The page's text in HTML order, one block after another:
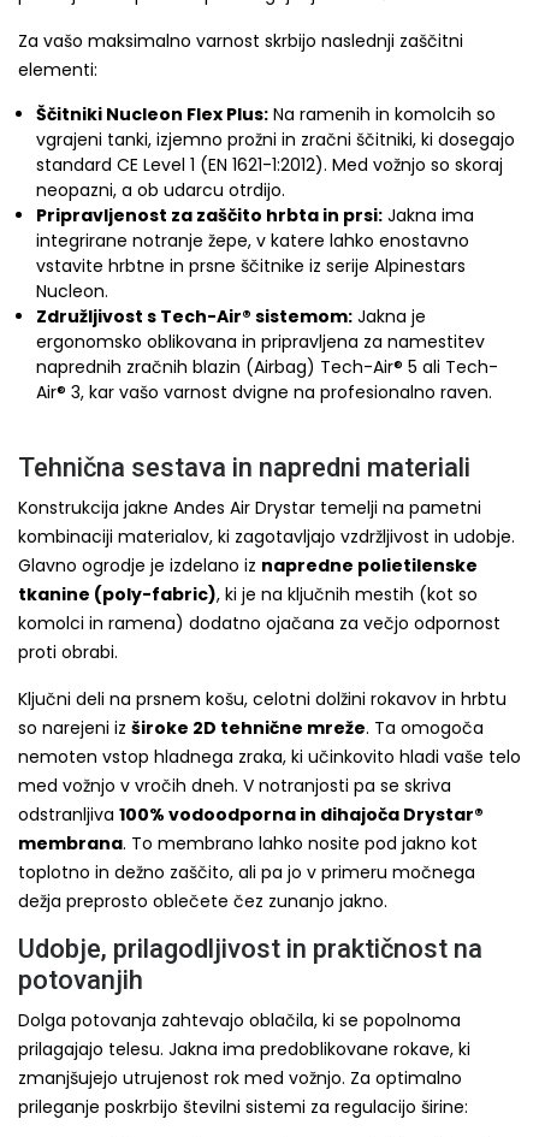
Za vašo maksimalno varnost skrbijo naslednji zaščitni
elementi:
Ščitniki Nucleon Flex Plus: Na ramenih in komolcih so
vgrajeni tanki, izjemno prožni in zračni ščitniki, ki dosegajo
standard CE Level 1 (EN 1621-1:2012). Med vožnjo so skoraj
neopazni, a ob udarcu otrdijo.
Pripravljenost za zaščito hrbta in prsi: Jakna ima
integrirane notranje žepe, v katere lahko enostavno
vstavite hrbtne in prsne ščitnike iz serije Alpinestars
Nucleon.
Združljivost s Tech-Air® sistemom: Jakna je
ergonomsko oblikovana in pripravljena za namestitev
naprednih zračnih blazin (Airbag) Tech-Air® 5 ali Tech-
Air® 3, kar vašo varnost dvigne na profesionalno raven.
Tehnična sestava in napredni materiali
Konstrukcija jakne Andes Air Drystar temelji na pametni
kombinaciji materialov, ki zagotavljajo vzdržljivost in udobje.
Glavno ogrodje je izdelano iz napredne polietilenske
tkanine (poly-fabric), ki je na ključnih mestih (kot so
komolci in ramena) dodatno ojačana za večjo odpornost
proti obrabi.
Ključni deli na prsnem košu, celotni dolžini rokavov in hrbtu
so narejeni iz široke 2D tehnične mreže. Ta omogoča
nemoten vstop hladnega zraka, ki učinkovito hladi vaše telo
med vožnjo v vročih dneh. V notranjosti pa se skriva
odstranljiva 100% vodoodporna in dihajoča Drystar®
membrana. To membrano lahko nosite pod jakno kot
toplotno in dežno zaščito, ali pa jo v primeru močnega
dežja preprosto oblečete čez zunanjo jakno.
Udobje, prilagodljivost in praktičnost na
potovanjih
Dolga potovanja zahtevajo oblačila, ki se popolnoma
prilagajajo telesu. Jakna ima predoblikovane rokave, ki
zmanjšujejo utrujenost rok med vožnjo. Za optimalno
prileganje poskrbijo številni sistemi za regulacijo širine: